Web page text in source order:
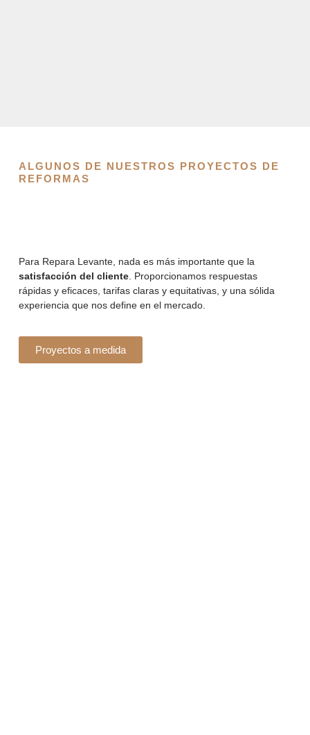
ALGUNOS DE NUESTROS PROYECTOS DE
REFORMAS
Para Repara Levante, nada es más importante que la
satisfacción del cliente . Proporcionamos respuestas
rápidas y eficaces, tarifas claras y equitativas, y una sólida
experiencia que nos define en el mercado.
Proyectos a medida